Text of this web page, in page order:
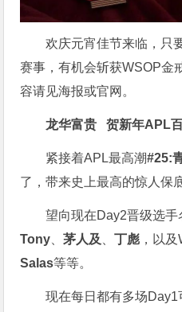
欢庆元宵佳节来临，只
赛事，有机会斩获WSOP金
容请见海报或官网。
龙华富贵 贺新年APL
紧接着APL最高潮#25:
了，带来史上最高的惊人保
望向现在Day2晋级选手
Tony 、茅人及 、丁彪 ，以
Salas等等。
现在每日都有多场